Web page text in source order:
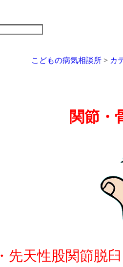
こどもの病気相談所> カ
関節・
・先天性股関節脱